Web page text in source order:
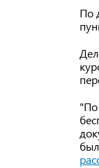
По
"По